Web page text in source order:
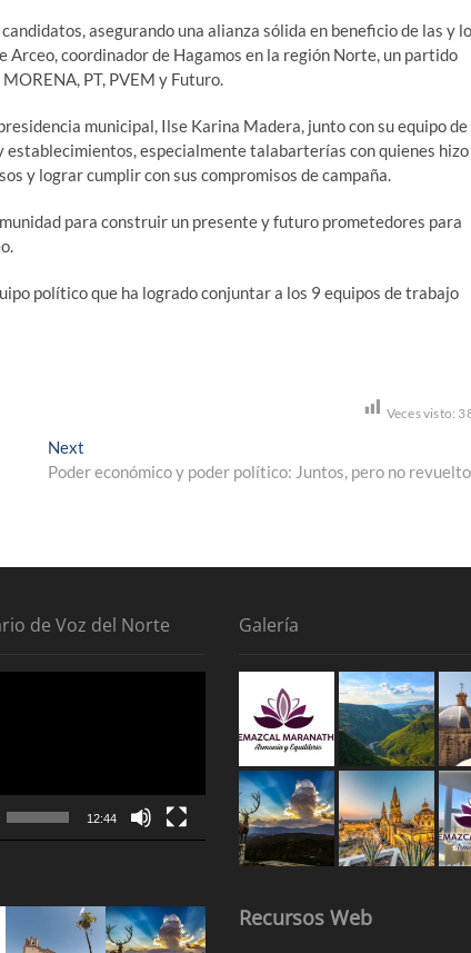
asegurando una alianza sólida en beneficio de las y
Arceo, coordinador de Hagamos en la región Norte, un partido
PT, PVEM y Futuro.
municipal, Ilse Karina Madera, junto con su equipo de
especialmente talabarterías con quienes hizo
y lograr cumplir con sus compromisos de campaña.
para construir un presente y futuro prometedores para
político que ha logrado conjuntar a los 9 equipos de trabajo
Veces visto:
Next
post:
Poder económico y poder político: Juntos, pero no
de Voz del Norte
12:44
Galería
Recursos Web